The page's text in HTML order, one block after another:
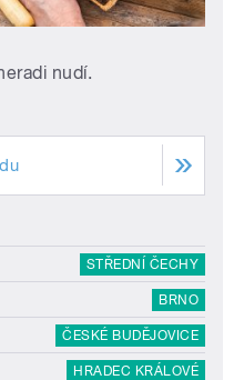
nudí.
STŘEDNÍ ČECHY
BRNO
ČESKÉ BUDĚJOVICE
HRADEC KRÁLOVÉ